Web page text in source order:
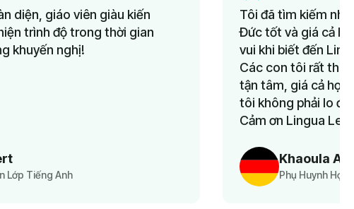
Phụ Huynh Học Viên Lớp Tiếng Đức Cho Trẻ Em
Tôi đã tìm kiếm nhiều năm các lớp học Tiếng
Đức tốt và giá cả hợp lý cho con mình. Tôi rất
vui khi biết đến Lingua Learn vài tháng trước.
Các con tôi rất thích lớp học. Đội ngũ hỗ trợ
tận tâm, giá cả hợp lý, và quan trọng nhất—
tôi không phải lo đưa đón vì học trực tuyến.
Cảm ơn Lingua Learn vì dịch vụ tuyệt vời.